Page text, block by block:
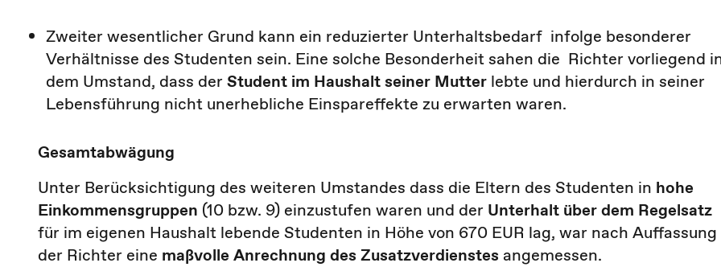
Zweiter wesentlicher Grund kann ein reduzierter Unterhaltsbedarf infolge besonderer
Verhältnisse des Studenten sein. Eine solche Besonderheit sahen die Richter vorliegend
dem Umstand, dass der Student im Haushalt seiner Mutter lebte und hierdurch in seiner
Lebensführung nicht unerhebliche Einspareffekte zu erwarten waren.
Gesamtabwägung
Unter Berücksichtigung des weiteren Umstandes dass die Eltern des Studenten in hohe
Einkommensgruppen (10 bzw. 9) einzustufen waren und der Unterhalt über dem Regelsatz
für im eigenen Haushalt lebende Studenten in Höhe von 670 EUR lag, war nach Auffassung
der Richter eine maßvolle Anrechnung des Zusatzverdienstes angemessen.